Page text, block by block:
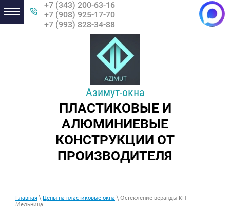
Азимут-окна
ПЛАСТИКОВЫЕ И
АЛЮМИНИЕВЫЕ
КОНСТРУКЦИИ ОТ
ПРОИЗВОДИТЕЛЯ
Главная \ Цены на пластиковые окна \ Остекление веранды КП
Мельница
+7 (343) 200-63-16
+7 (908) 925-17-70
+7 (993) 828-34-88